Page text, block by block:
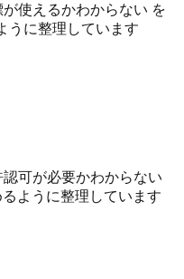
使えるかわからない を
うに整理しています
可が必要かわからない
ように整理しています